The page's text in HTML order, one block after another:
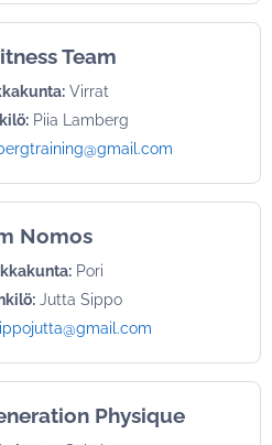
Team
Virrat
Piia Lamberg
Nomos
Pori
Jutta Sippo
Physique